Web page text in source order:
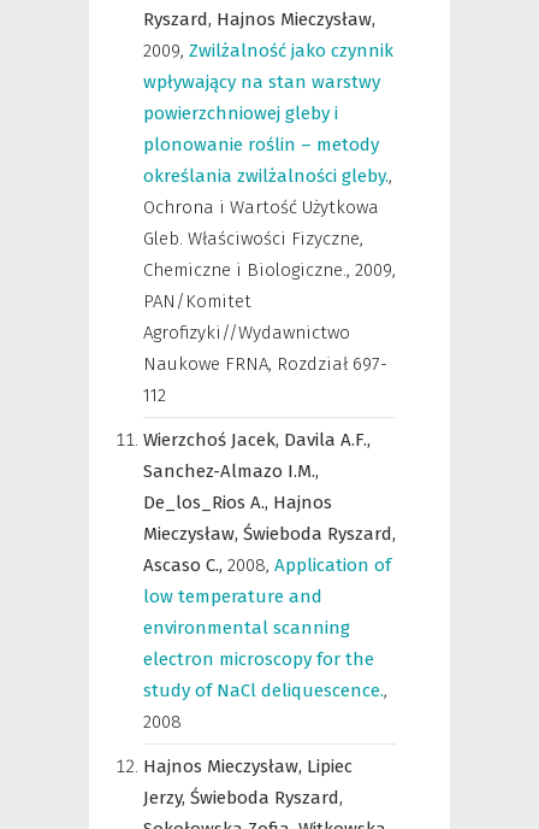
Ryszard, Hajnos Mieczysław,
2009, Zwilżalność jako czynnik
wpływający na stan warstwy
powierzchniowej gleby i
plonowanie roślin – metody
określania zwilżalności gleby.,
Ochrona i Wartość Użytkowa
Gleb. Właściwości Fizyczne,
Chemiczne i Biologiczne., 2009,
PAN/Komitet
Agrofizyki//Wydawnictwo
Naukowe FRNA, Rozdział 697-
112
Wierzchoś Jacek, Davila A.F.,
Sanchez-Almazo I.M.,
De_los_Rios A., Hajnos
Mieczysław, Świeboda Ryszard,
Ascaso C., 2008, Application of
low temperature and
environmental scanning
electron microscopy for the
study of NaCl deliquescence.,
2008
Hajnos Mieczysław, Lipiec
Jerzy, Świeboda Ryszard,